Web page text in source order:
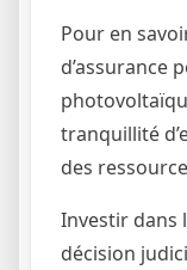
Pour en
d’assurance
tranquillité
des
Investir dans
décision